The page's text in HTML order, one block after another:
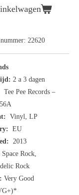
22620
2 a 3 dagen
Tee Pee Records ‎–
Vinyl, LP
EU
2013
Space Rock,
Rock
Very Good
)*